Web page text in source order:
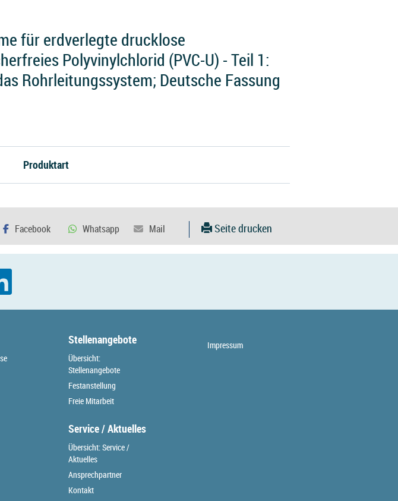
für erdverlegte drucklose
Polyvinylchlorid (PVC-U) - Teil 1:
Rohrleitungssystem; Deutsche Fassung
Produktart
Seite drucken
Stellenangebote
Übersicht:
Stellenangebote
Festanstellung
Freie Mitarbeit
Service / Aktuelles
Übersicht: Service /
Aktuelles
Ansprechpartner
Kontakt
Impressum